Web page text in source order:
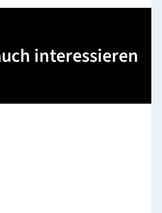
interessieren